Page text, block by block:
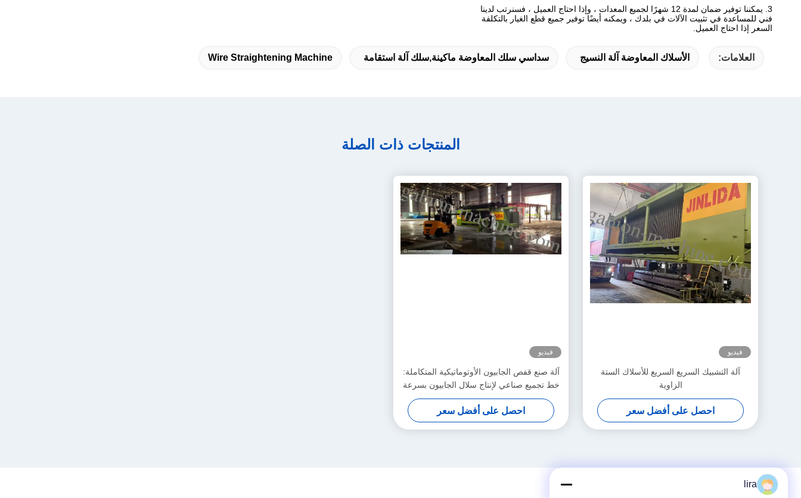
3. يمكننا توفير ضمان لمدة 12 شهرًا لجميع المعدات ، وإذا احتاج العميل ، فسنرتب لدينا
فني للمساعدة في تثبيت الآلات في بلدك ، ويمكنه أيضًا توفير جميع قطع الغيار بالتكلفة
السعر إذا احتاج العميل.
العلامات: الأسلاك المعاوضة آلة النسيج سداسي سلك المعاوضة ماكينة,سلك آلة استقامة Wire Straightening Machine
المنتجات ذات الصلة
فيديو
آلة التشبيك السريع السريع للأسلاك الستة
الزاوية
احصل على أفضل سعر
فيديو
آلة صنع قفص الجابيون الأوتوماتيكية المتكاملة:
خط تجميع صناعي لإنتاج سلال الجابيون بسرعة
احصل على أفضل سعر
lira